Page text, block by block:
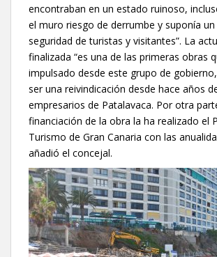
encontraban en un estado ruinoso,
el muro riesgo de derrumbe y suponía
seguridad de turistas y visitantes”. La
finalizada “es una de las primeras obras
impulsado desde este grupo de
ser una reivindicación desde hace años
empresarios de Patalavaca. Por otra
financiación de la obra la ha realizado el
Turismo de Gran Canaria con las
añadió el concejal.